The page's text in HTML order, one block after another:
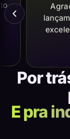
Por
E pra